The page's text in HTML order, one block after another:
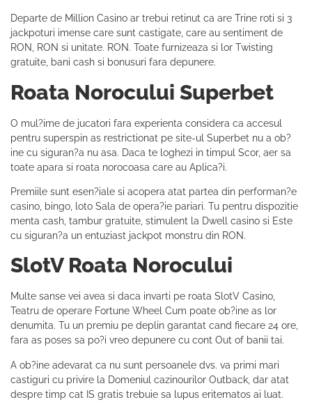
Departe de Million Casino ar trebui retinut ca are Trine roti si 3
jackpoturi imense care sunt castigate, care au sentiment de
RON, RON si unitate. RON. Toate furnizeaza si lor Twisting
gratuite, bani cash si bonusuri fara depunere.
Roata Norocului Superbet
O mul?ime de jucatori fara experienta considera ca accesul
pentru superspin as restrictionat pe site-ul Superbet nu a ob?
ine cu siguran?a nu asa. Daca te loghezi in timpul Scor, aer sa
toate apara si roata norocoasa care au Aplica?i.
Premiile sunt esen?iale si acopera atat partea din performan?e
casino, bingo, loto Sala de opera?ie pariari. Tu pentru dispozitie
menta cash, tambur gratuite, stimulent la Dwell casino si Este
cu siguran?a un entuziast jackpot monstru din RON.
SlotV Roata Norocului
Multe sanse vei avea si daca invarti pe roata SlotV Casino,
Teatru de operare Fortune Wheel Cum poate ob?ine as lor
denumita. Tu un premiu pe deplin garantat cand fiecare 24 ore,
fara as poses sa po?i vreo depunere cu cont Out of banii tai.
A ob?ine adevarat ca nu sunt persoanele dvs. va primi mari
castiguri cu privire la Domeniul cazinourilor Outback, dar atat
despre timp cat IS gratis trebuie sa lupus eritematos ai luat.